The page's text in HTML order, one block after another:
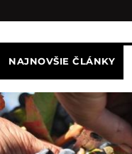
NAJNOVŠIE ČLÁNKY